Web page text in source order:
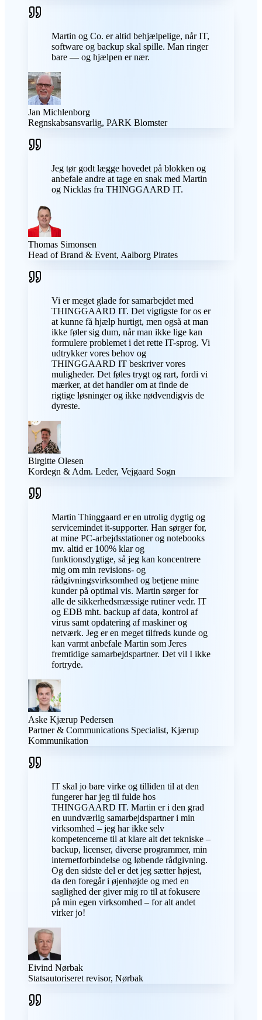
Martin og Co. er altid behjælpelige, når IT,
software og backup skal spille. Man ringer
bare — og hjælpen er nær.
Jan Michlenborg
Regnskabsansvarlig, PARK Blomster
Jeg tør godt lægge hovedet på blokken og
anbefale andre at tage en snak med Martin
og Nicklas fra THINGGAARD IT.
Thomas Simonsen
Head of Brand & Event, Aalborg Pirates
Vi er meget glade for samarbejdet med
THINGGAARD IT. Det vigtigste for os er
at kunne få hjælp hurtigt, men også at man
ikke føler sig dum, når man ikke lige kan
formulere problemet i det rette IT-sprog. Vi
udtrykker vores behov og
THINGGAARD IT beskriver vores
muligheder. Det føles trygt og rart, fordi vi
mærker, at det handler om at finde de
rigtige løsninger og ikke nødvendigvis de
dyreste.
Birgitte Olesen
Kordegn & Adm. Leder, Vejgaard Sogn
Martin Thinggaard er en utrolig dygtig og
servicemindet it-supporter. Han sørger for,
at mine PC-arbejdsstationer og notebooks
mv. altid er 100% klar og
funktionsdygtige, så jeg kan koncentrere
mig om min revisions- og
rådgivningsvirksomhed og betjene mine
kunder på optimal vis. Martin sørger for
alle de sikkerhedsmæssige rutiner vedr. IT
og EDB mht. backup af data, kontrol af
virus samt opdatering af maskiner og
netværk. Jeg er en meget tilfreds kunde og
kan varmt anbefale Martin som Jeres
fremtidige samarbejdspartner. Det vil I ikke
fortryde.
Aske Kjærup Pedersen
Partner & Communications Specialist, Kjærup
Kommunikation
IT skal jo bare virke og tilliden til at den
fungerer har jeg til fulde hos
THINGGAARD IT. Martin er i den grad
en uundværlig samarbejdspartner i min
virksomhed – jeg har ikke selv
kompetencerne til at klare alt det tekniske –
backup, licenser, diverse programmer, min
internetforbindelse og løbende rådgivning.
Og den sidste del er det jeg sætter højest,
da den foregår i øjenhøjde og med en
saglighed der giver mig ro til at fokusere
på min egen virksomhed – for alt andet
virker jo!
Eivind Nørbak
Statsautoriseret revisor, Nørbak